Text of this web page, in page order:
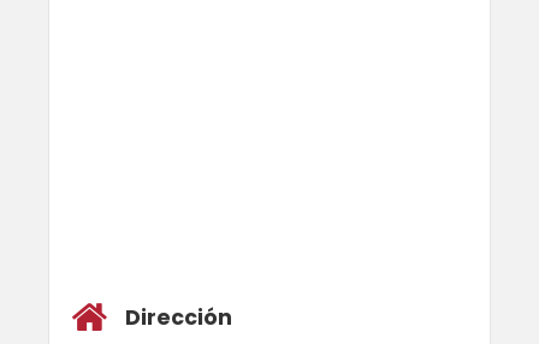
Dirección